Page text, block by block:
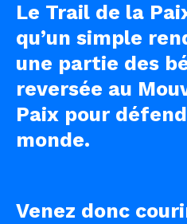
Le Trail de la
qu’un simple
une partie des
reversée au
Paix pour
monde.
Venez donc